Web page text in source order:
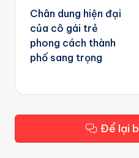
navigation
Chân dung hiện đại
của cô gái trẻ
phong cách thành
phố sang trọng
Để lại